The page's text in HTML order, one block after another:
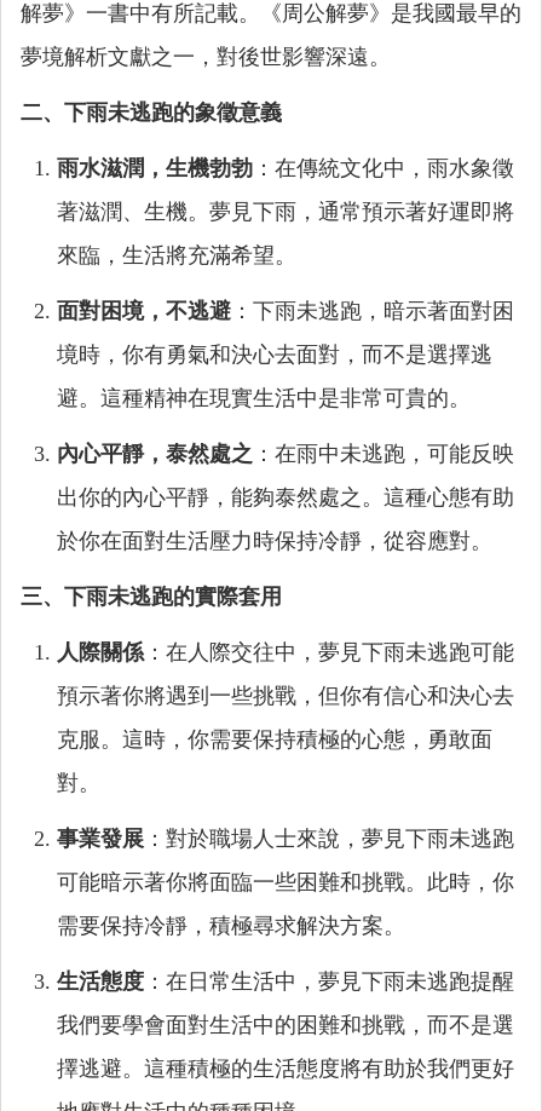
解夢》一書中有所記載。《周公解夢》是我國最早的
夢境解析文獻之一，對後世影響深遠。
二、下雨未逃跑的象徵意義
雨水滋潤，生機勃勃 ：在傳統文化中，雨水象徵
著滋潤、生機。夢見下雨，通常預示著好運即將
來臨，生活將充滿希望。
面對困境，不逃避 ：下雨未逃跑，暗示著面對困
境時，你有勇氣和決心去面對，而不是選擇逃
避。這種精神在現實生活中是非常可貴的。
內心平靜，泰然處之 ：在雨中未逃跑，可能反映
出你的內心平靜，能夠泰然處之。這種心態有助
於你在面對生活壓力時保持冷靜，從容應對。
三、下雨未逃跑的實際套用
人際關係：在人際交往中，夢見下雨未逃跑可能
預示著你將遇到一些挑戰，但你有信心和決心去
克服。這時，你需要保持積極的心態，勇敢面
對。
事業發展 ：對於職場人士來說，夢見下雨未逃跑
可能暗示著你將面臨一些困難和挑戰。此時，你
需要保持冷靜，積極尋求解決方案。
生活態度 ：在日常生活中，夢見下雨未逃跑提醒
我們要學會面對生活中的困難和挑戰，而不是選
擇逃避。這種積極的生活態度將有助於我們更好